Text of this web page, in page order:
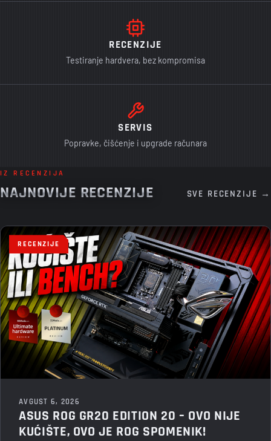
RECENZIJE
Testiranje hardvera, bez kompromisa
SERVIS
Popravke, čišćenje i upgrade računara
IZ RECENZIJA
NAJNOVIJE RECENZIJE SVE RECENZIJE →
RECENZIJE
AVGUST 6, 2026
ASUS ROG GR20 EDITION 20 – OVO NIJE
KUĆIŠTE, OVO JE ROG SPOMENIK!